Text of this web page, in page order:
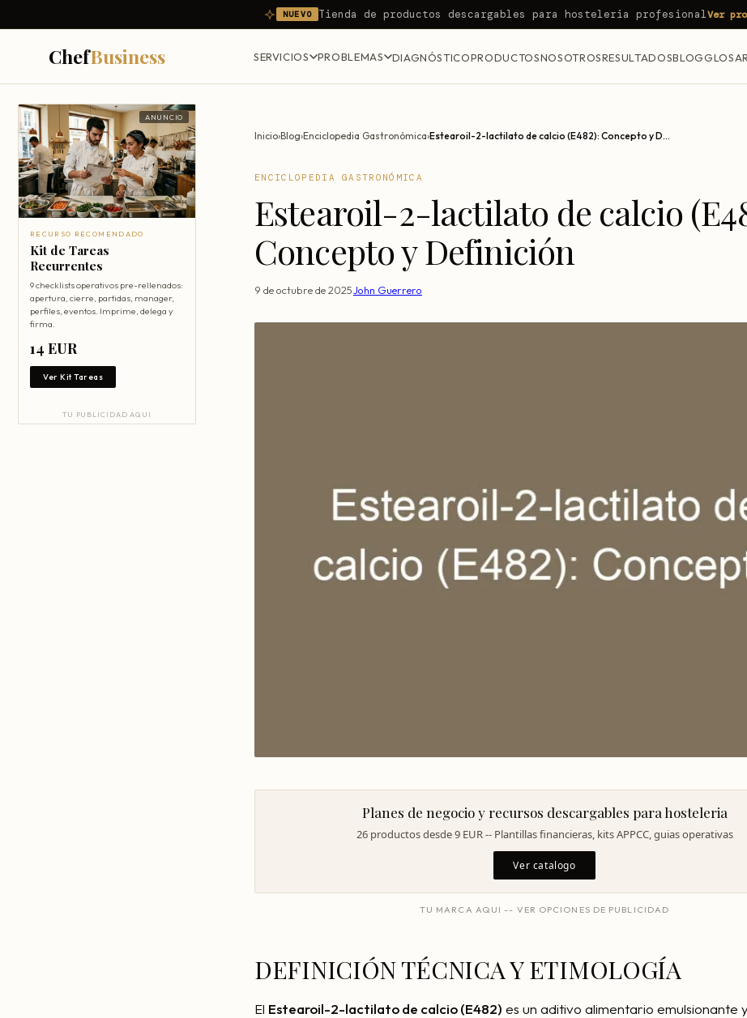
NUEVO Tienda de productos descargables para hosteleria profesionalVer
ChefBusiness SERVICIOS PROBLEMAS DIAGNÓSTICOPRODUCTOSNOSOTROSRESULTADOSBLOG
Inicio›Blog›Enciclopedia Gastronómica› Estearoil-2-lactilato de calcio (E482): Concepto y Definición
ENCICLOPEDIA GASTRONÓMICA
Estearoil-2-lactilato de calcio
Concepto y Definición
9 de octubre de 2025John Guerrero
Planes de negocio y recursos descargables para hosteleria
26 productos desde 9 EUR -- Plantillas financieras, kits APPCC, guias operativas
Ver catalogo
TU MARCA AQUI -- VER OPCIONES DE PUBLICIDAD
DEFINICIÓN TÉCNICA Y ETIMOLOGÍA
El Estearoil-2-lactilato de calcio (E482) es un aditivo alimentario emulsionante
ANUNCIO
RECURSO RECOMENDADO
Kit de Tareas
Recurrentes
9 checklists operativos pre-rellenados:
apertura, cierre, partidas, manager,
perfiles, eventos. Imprime, delega y
firma.
14 EUR
Ver Kit Tareas
TU PUBLICIDAD AQUI